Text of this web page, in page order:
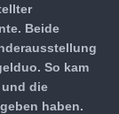
Beide
So kam
die
haben.